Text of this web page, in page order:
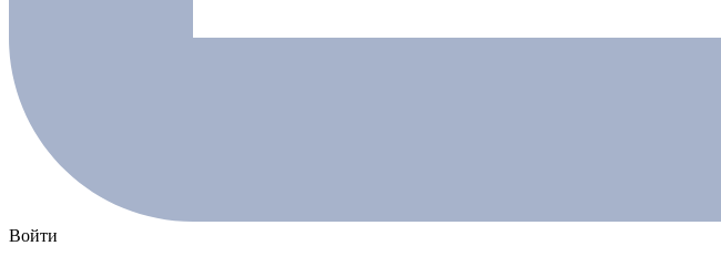
Войти